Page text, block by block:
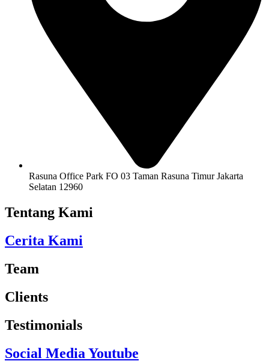
Rasuna Office Park FO 03 Taman Rasuna Timur Jakarta
Selatan 12960
Tentang Kami
Cerita Kami
Team
Clients
Testimonials
Social Media Youtube